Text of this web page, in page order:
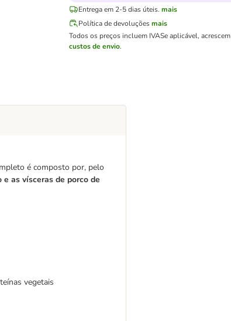
Entrega em 2-5 dias úteis. mais
Política de devoluçõesmais
Todos os preços incluem IVASe aplicável, acrescem
custos de envio.
é composto por, pelo
e as vísceras de porco de
vegetais